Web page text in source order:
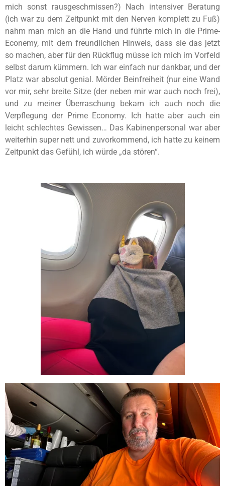
mich sonst rausgeschmissen?) Nach intensiver Beratung
(ich war zu dem Zeitpunkt mit den Nerven komplett zu Fuß)
nahm man mich an die Hand und führte mich in die Prime-
Econemy, mit dem freundlichen Hinweis, dass sie das jetzt
so machen, aber für den Rückflug müsse ich mich im Vorfeld
selbst darum kümmern. Ich war einfach nur dankbar, und der
Platz war absolut genial. Mörder Beinfreiheit (nur eine Wand
vor mir, sehr breite Sitze (der neben mir war auch noch frei),
und zu meiner Überraschung bekam ich auch noch die
Verpflegung der Prime Economy. Ich hatte aber auch ein
leicht schlechtes Gewissen… Das Kabinenpersonal war aber
weiterhin super nett und zuvorkommend, ich hatte zu keinem
Zeitpunkt das Gefühl, ich würde „da stören“.